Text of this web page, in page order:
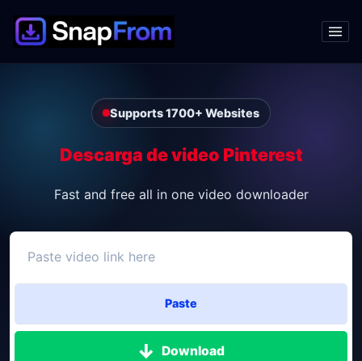
Supports 1700+ Websites
Descarga de video Pinterest
Fast and free all in one video downloader
Paste
Download